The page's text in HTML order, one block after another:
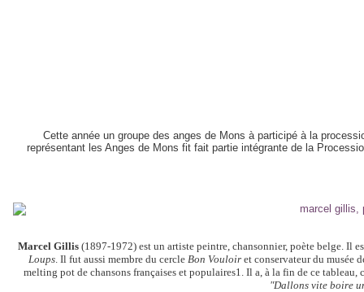
Cette année un groupe des anges de Mons à participé à la
représentant les Anges de Mons fit fait partie intégrante de la
Marcel Gillis(1897-1972) est un artiste peintre, chansonnier, poète belge. Il
Loups. Il fut aussi membre du cercle Bon Vouloiret conservateur du musée
melting pot de chansons françaises et populaires1. Il a, à la fin de ce
"Dallons vite boire